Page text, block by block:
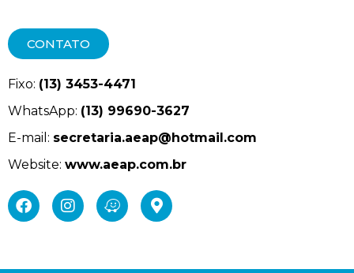
CONTATO
Fixo: (13) 3453-4471
WhatsApp: (13) 99690-3627
E-mail: secretaria.aeap@hotmail.com
Website: www.aeap.com.br